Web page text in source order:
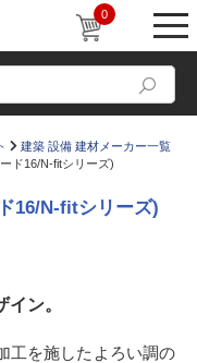
0
ム
士インタビュー
建築 設備 建材メーカー一覧
ド16/N-fitシリーズ)
16/N-fitシリーズ)
ン。
工を施したよろい調の